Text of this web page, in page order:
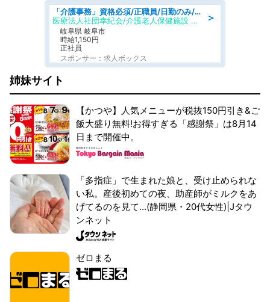
＞
「介護事務」資格必須/正職員/日勤のみ/介護老人保健施設
医療法人社団幸紀会/介護老人保健施設 グリーンビラ安江
岐阜県 岐阜市
時給1,150円
正社員
スポンサー：求人ボックス
姉妹サイト
【かつや】人気メニューが税抜150円引き&ご
飯大盛り無料!お得すぎる「感謝祭」は8月14
日まで開催中。
「多指症」で生まれた娘と、受け止められな
い私。産後初めての夜、助産師がミルクをあ
げてるのを見て...(静岡県・20代女性)|Jタウ
ンネット
ゼロまる